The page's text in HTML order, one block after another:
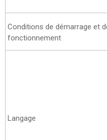
Conditions de démarrage et
fonctionnement
Langage